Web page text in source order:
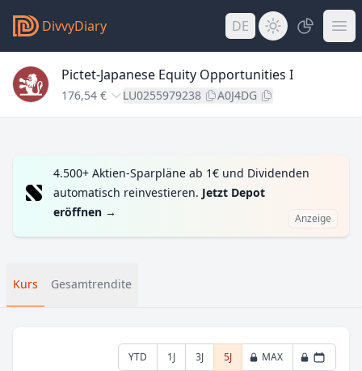
DivvyDiary DE
Pictet-Japanese Equity Opportunities I
176,54 € LU0255979238 A0J4DG
4.500+ Aktien-Sparpläne ab 1€ und Dividenden
automatisch reinvestieren. Jetzt Depot
eröffnen → Anzeige
Kurs Gesamtrendite
YTD 1J 3J 5J MAX